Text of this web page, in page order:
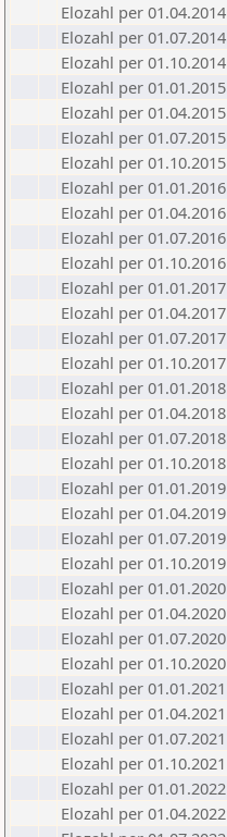
Elozahl per 01.04.2014
Elozahl per 01.07.2014
Elozahl per 01.10.2014
Elozahl per 01.01.2015
Elozahl per 01.04.2015
Elozahl per 01.07.2015
Elozahl per 01.10.2015
Elozahl per 01.01.2016
Elozahl per 01.04.2016
Elozahl per 01.07.2016
Elozahl per 01.10.2016
Elozahl per 01.01.2017
Elozahl per 01.04.2017
Elozahl per 01.07.2017
Elozahl per 01.10.2017
Elozahl per 01.01.2018
Elozahl per 01.04.2018
Elozahl per 01.07.2018
Elozahl per 01.10.2018
Elozahl per 01.01.2019
Elozahl per 01.04.2019
Elozahl per 01.07.2019
Elozahl per 01.10.2019
Elozahl per 01.01.2020
Elozahl per 01.04.2020
Elozahl per 01.07.2020
Elozahl per 01.10.2020
Elozahl per 01.01.2021
Elozahl per 01.04.2021
Elozahl per 01.07.2021
Elozahl per 01.10.2021
Elozahl per 01.01.2022
Elozahl per 01.04.2022